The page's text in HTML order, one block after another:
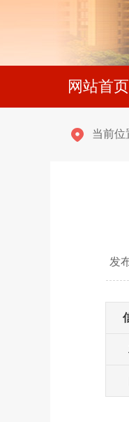
网站首页
当前位
发